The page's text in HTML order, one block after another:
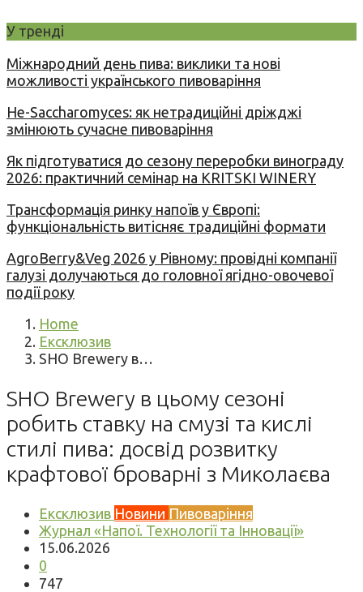
У тренді
Міжнародний день пива: виклики та нові
можливості українського пивоваріння
Не-Saccharomyces: як нетрадиційні дріжджі
змінюють сучасне пивоваріння
Як підготуватися до сезону переробки винограду
2026: практичний семінар на KRITSKI WINERY
Трансформація ринку напоїв у Європі:
функціональність витісняє традиційні формати
AgroBerry&Veg 2026 у Рівному: провідні компанії
галузі долучаються до головної ягідно-овочевої
події року
Home
Ексклюзив
SHO Brewery в…
SHO Brewery в цьому сезоні
робить ставку на смузі та кислі
стилі пива: досвід розвитку
крафтової броварні з Миколаєва
Ексклюзив Новини Пивоваріння
Журнал «Напої. Технології та Інновації»
15.06.2026
0
747